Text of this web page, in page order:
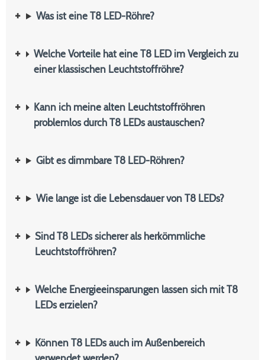
Was ist eine T8 LED-Röhre?
Welche Vorteile hat eine T8 LED im Vergleich zu
einer klassischen Leuchtstoffröhre?
Kann ich meine alten Leuchtstoffröhren
problemlos durch T8 LEDs austauschen?
Gibt es dimmbare T8 LED-Röhren?
Wie lange ist die Lebensdauer von T8 LEDs?
Sind T8 LEDs sicherer als herkömmliche
Leuchtstoffröhren?
Welche Energieeinsparungen lassen sich mit T8
LEDs erzielen?
Können T8 LEDs auch im Außenbereich